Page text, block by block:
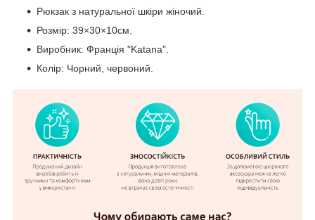
Рюкзак з натуральної шкіри жіночий.
Розмір: 39×30×10см.
Виробник: Франція "Katana".
Колір: Чорний, червоний.